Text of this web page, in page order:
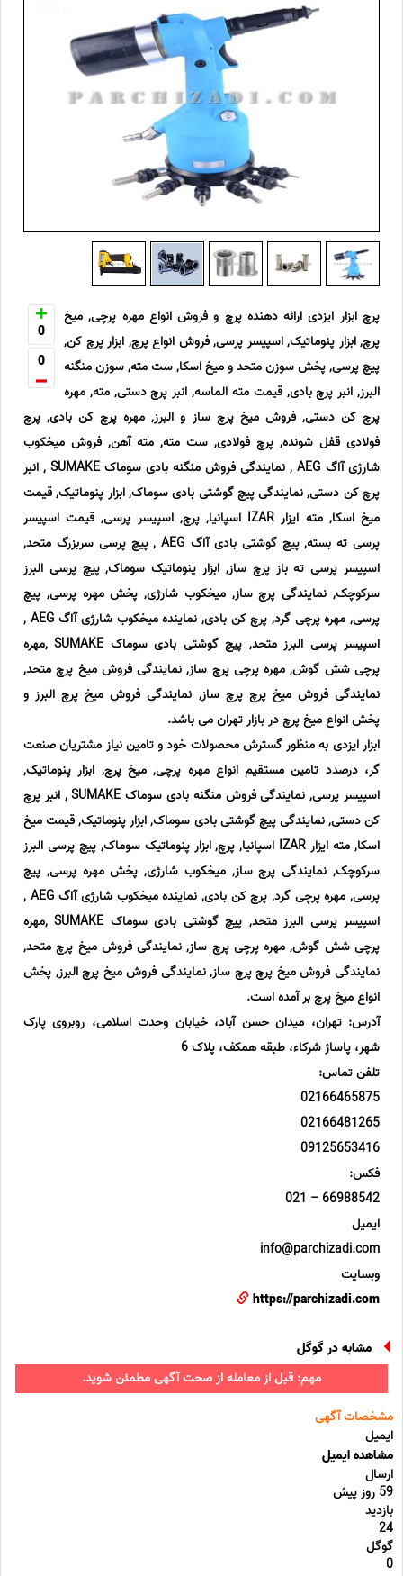
0
0
پرچ ابزار ایزدی ارائه دهنده پرچ و فروش انواع مهره پرچی, میخ
پرچ, ابزار پنوماتیک, اسپیسر پرسی, فروش انواع پرچ, ابزار پرچ کن,
پیچ پرسی, پخش سوزن متحد و میخ اسکا, ست مته, سوزن منگنه
البرز, انبر پرچ بادی, قیمت مته الماسه, انبر پرچ دستی, مته, مهره
پرچ کن دستی, فروش میخ پرچ ساز و البرز, مهره پرچ کن بادی, پرچ
فولادی قفل شونده, پرچ فولادی, ست مته, مته آهن, فروش میخکوب
شارژی آاگ AEG , نمایندگی فروش منگنه بادی سوماک SUMAKE , انبر
پرچ کن دستی, نمایندگی پیچ گوشتی بادی سوماک, ابزار پنوماتیک, قیمت
میخ اسکا, مته ایزار IZAR اسپانیا, پرچ, اسپیسر پرسی, قیمت اسپیسر
پرسی ته بسته, پیچ گوشتی بادی آاگ AEG , پیچ پرسی سربزرگ متحد,
اسپیسر پرسی ته باز پرچ ساز, ابزار پنوماتیک سوماک, پیچ پرسی البرز
سرکوچک, نمایندگی پرچ ساز, میخکوب شارژی, پخش مهره پرسی, پیچ
پرسی, مهره پرچی گرد, پرچ کن بادی, نماینده میخکوب شارژی آاگ AEG ,
اسپیسر پرسی البرز متحد, پیچ گوشتی بادی سوماک SUMAKE ,مهره
پرچی شش گوش, مهره پرچی پرچ ساز, نمایندگی فروش میخ پرچ متحد,
نمایندگی فروش میخ پرچ پرچ ساز, نمایندگی فروش میخ پرچ البرز و
پخش انواع میخ پرچ در بازار تهران می باشد.
ابزار ایزدی به منظور گسترش محصولات خود و تامین نیاز مشتریان صنعت
گر، درصدد تامین مستقیم انواع مهره پرچی, میخ پرچ, ابزار پنوماتیک,
اسپیسر پرسی, نمایندگی فروش منگنه بادی سوماک SUMAKE , انبر پرچ
کن دستی, نمایندگی پیچ گوشتی بادی سوماک, ابزار پنوماتیک, قیمت میخ
اسکا, مته ایزار IZAR اسپانیا, پرچ, ابزار پنوماتیک سوماک, پیچ پرسی البرز
سرکوچک, نمایندگی پرچ ساز, میخکوب شارژی, پخش مهره پرسی, پیچ
پرسی, مهره پرچی گرد, پرچ کن بادی, نماینده میخکوب شارژی آاگ AEG ,
اسپیسر پرسی البرز متحد, پیچ گوشتی بادی سوماک SUMAKE ,مهره
پرچی شش گوش, مهره پرچی پرچ ساز, نمایندگی فروش میخ پرچ متحد,
نمایندگی فروش میخ پرچ پرچ ساز, نمایندگی فروش میخ پرچ البرز, پخش
انواع میخ پرچ بر آمده است.
آدرس: تهران، میدان حسن آباد، خیابان وحدت اسلامی، روبروی پارک
شهر، پاساژ شرکاء، طبقه همکف، پلاک 6
تلفن تماس:
02166465875
02166481265
09125653416
فکس:
66988542 – 021
ایمیل
info@parchizadi.com
وبسایت
https://parchizadi.com
مشابه در گوگل
مهم: قبل از معامله از صحت آگهی مطمئن شوید.
مشخصات آگهی
ایمیل
مشاهده ایمیل
ارسال
59 روز پیش
بازدید
24
گوگل
0